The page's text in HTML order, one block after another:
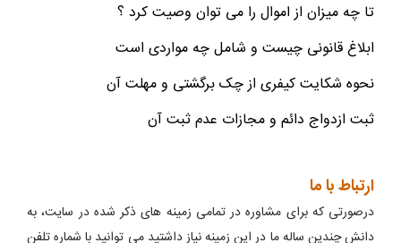
تا چه میزان از اموال را می توان وصیت کرد ؟
ابلاغ قانونی چیست و شامل چه مواردی است
نحوه شکایت کیفری از چک برگشتی و مهلت آن
ثبت ازدواج دائم و مجازات عدم ثبت آن
ارتباط با ما
درصورتی که برای مشاوره در تمامی زمینه های ذکر شده در سایت، به
دانش چندین ساله ما در این زمینه نیاز داشتید می توانید با شماره تلفن